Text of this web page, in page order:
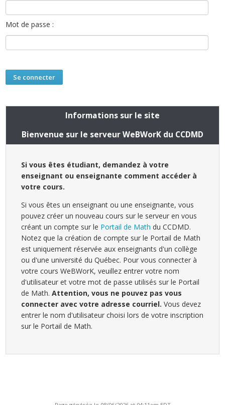
Mot de passe :
Informations sur le site
Bienvenue sur le serveur WeBWorK du CCDMD
Si vous êtes étudiant, demandez à votre
enseignant ou enseignante comment accéder à
votre cours.
Si vous êtes un enseignant ou une enseignante, vous
pouvez créer un nouveau cours sur le serveur en vous
créant un compte sur le Portail de Math du CCDMD.
Notez que la création de compte sur le Portail de Math
est uniquement réservée aux enseignants d'un collège
ou d'une université du Québec. Pour vous connecter à
votre cours WeBWorK, veuillez entrer votre nom
d'utilisateur et votre mot de passe utilisés sur le Portail
de Math.Attention, vous ne pouvez pas vous
connecter avec votre adresse courriel. Vous devez
entrer le nom d'utilisateur choisi lors de votre inscription
sur le Portail de Math.